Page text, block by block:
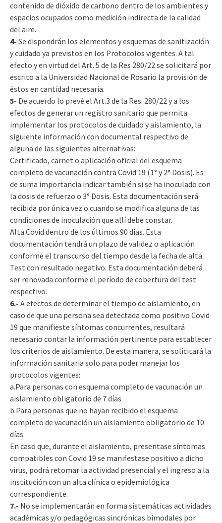
contenido de dióxido de carbono dentro de los ambientes y
espacios ocupados como medición indirecta de la calidad
del aire.
4- Se dispondrán los elementos y esquemas de sanitización
y cuidado ya previstos en los Protocolos vigentes. A tal
efecto y en virtud del Art. 5 de la Res 280/22 se solicitará por
escrito a la Universidad Nacional de Rosario la provisión de
éstos en cantidad necesaria.
5- De acuerdo lo prevé el Art.3 de la Res. 280/22 y a los
efectos de generar un registro sanitario que permita
implementar los protocolos de cuidado y aislamiento, la
siguiente información con documental respectivo de
alguna de las siguientes alternativas:
Certificado, carnet o aplicación oficial del esquema
completo de vacunación contra Covid 19 (1° y 2° Dosis). Es
de suma importancia indicar también si se ha inoculado con
la dosis de refuerzo o 3° Dosis. Esta documentación será
recibida por única vez o cuando se modifica alguna de las
condiciones de inoculación que allí debe constar.
Alta Covid dentro de los últimos 90 días. Esta
documentación tendrá un plazo de validez o aplicación
conforme el transcurso del tiempo desde la fecha de alta.
Test con resultado negativo. Esta documentación deberá
ser renovada conforme el período de cobertura del test
respectivo.
6.- A efectos de determinar el tiempo de aislamiento, en
caso de que una persona sea detectada como positivo Covid
19 que manifieste síntomas concurrentes, resultará
necesario contar la información pertinente para establecer
los criterios de aislamiento. De esta manera, se solicitará la
información sanitaria solo para poder manejar los
protocolos vigentes:
a.Para personas con esquema completo de vacunación un
aislamiento obligatorio de 7 días
b.Para personas que no hayan recibido el esquema
completo de vacunación un aislamiento obligatorio de 10
días.
En caso que, durante el aislamiento, presentase síntomas
compatibles con Covid 19 se manifestase positivo a dicho
virus, podrá retomar la actividad presencial y el ingreso a la
institución con un alta clínica o epidemiológica
correspondiente.
7.- No se implementarán en forma sistemáticas actividades
académicas y/o pedagógicas sincrónicas bimodales por